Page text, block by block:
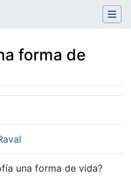
forma de
una forma de vida?